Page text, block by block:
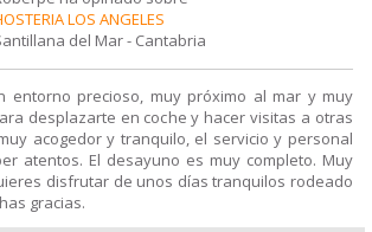
LOS ANGELES
del Mar- Cantabria
entorno precioso, muy próximo al mar y muy
desplazarte en coche y hacer visitas a otras
acogedor y tranquilo, el servicio y personal
atentos. El desayuno es muy completo. Muy
disfrutar de unos días tranquilos rodeado
gracias.